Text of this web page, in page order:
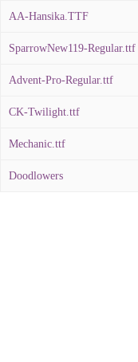
AA-Hansika.TTF
SparrowNew119-Regular.ttf
Advent-Pro-Regular.ttf
CK-Twilight.ttf
Mechanic.ttf
Doodlowers